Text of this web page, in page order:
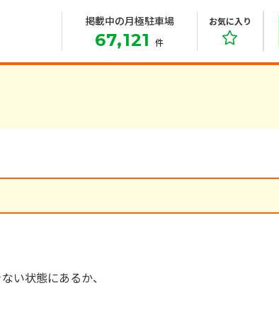
掲載中の月極駐車場
67,121 件
お気に入り
い状態にあるか、